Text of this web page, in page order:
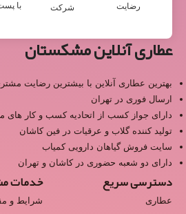
رضایت
شرکت
با
عطاری آنلاین مشکستان
بهترین عطاری آنلاین با بیشترین رضایت
ارسال فوری در تهران
دارای جواز کسب از اتحادیه کسب و کار های
تولید کننده گلاب و عرقیات در فین کاشان
سایت فروش گیاهان دارویی کمیاب
دارای دو شعبه حضوری در کاشان و تهران
دسترسی سریع
عطاری
خدمات
شرایط و